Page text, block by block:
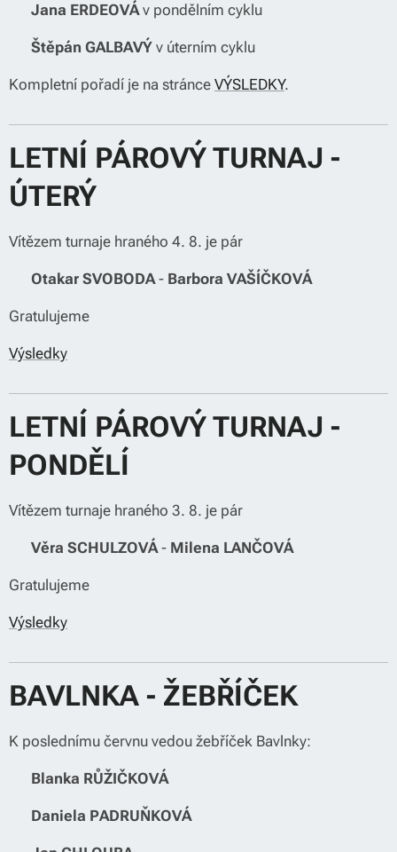
Jana ERDEOVÁv pondělním cyklu
Štěpán GALBAVÝ v úterním cyklu
Kompletní pořadí je na stránce VÝSLEDKY.
LETNÍ PÁROVÝ TURNAJ -
ÚTERÝ
Vítězem turnaje hraného 4. 8. je pár
Otakar SVOBODA- Barbora VAŠÍČKOVÁ
Gratulujeme 👏
Výsledky
LETNÍ PÁROVÝ TURNAJ -
PONDĚLÍ
Vítězem turnaje hraného 3. 8. je pár
Věra SCHULZOVÁ- Milena LANČOVÁ
Gratulujeme 🎉
Výsledky
BAVLNKA - ŽEBŘÍČEK
K poslednímu červnu vedou žebříček Bavlnky:
Blanka RŮŽIČKOVÁ
Daniela PADRUŇKOVÁ